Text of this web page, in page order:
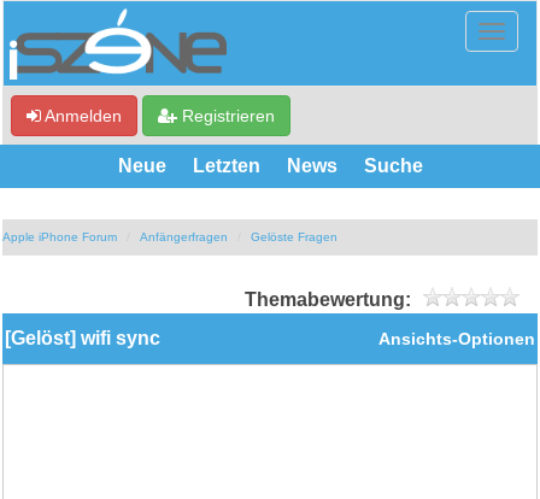
Anmelden Registrieren
Neue Letzten News Suche
Apple iPhone Forum Anfängerfragen Gelöste Fragen
Themabewertung:
Ansichts-Optionen
[Gelöst] wifi sync